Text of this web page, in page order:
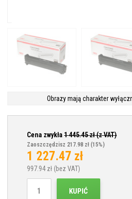
Obrazy mają charakter
Cena zwykła 1 445.45zł (z VAT)
Zaoszczędzisz 217.98 zł (15%)
1 227.47 zł
997.94 zł (bez VAT)
KUPIĆ